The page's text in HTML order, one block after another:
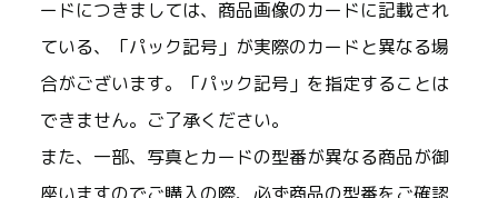
ードにつきましては、商品画像のカードに記載され
ている、「パック記号」が実際のカードと異なる場
合がございます。「パック記号」を指定することは
できません。ご了承ください。
また、一部、写真とカードの型番が異なる商品が御